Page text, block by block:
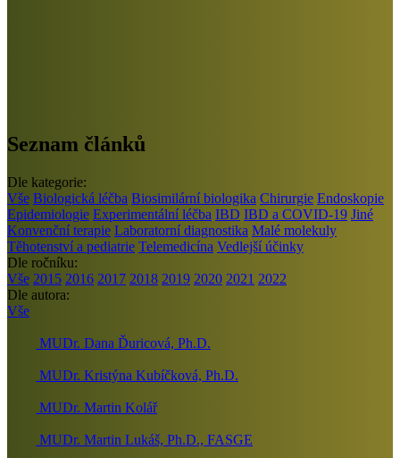
Seznam článků
Dle kategorie:
Vše Biologická léčba Biosimilární biologika Chirurgie Endoskopie
Epidemiologie Experimentální léčba IBD IBD a COVID-19 Jiné
Konvenční terapie Laboratorní diagnostika Malé molekuly
Těhotenství a pediatrie Telemedicína Vedlejší účinky
Dle ročníku:
Vše 2015 2016 2017 2018 2019 2020 2021 2022
Dle autora:
Vše
MUDr. Dana Ďuricová, Ph.D.
MUDr. Kristýna Kubíčková, Ph.D.
MUDr. Martin Kolář
MUDr. Martin Lukáš, Ph.D., FASGE